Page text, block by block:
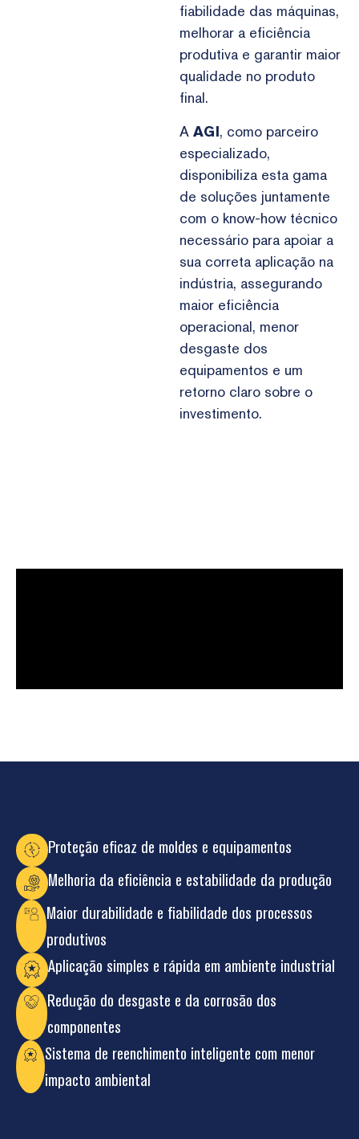
fiabilidade das máquinas,
melhorar a eficiência
produtiva e garantir maior
qualidade no produto
final.
A AGI, como parceiro
especializado,
disponibiliza esta gama
de soluções juntamente
com o know-how técnico
necessário para apoiar a
sua correta aplicação na
indústria, assegurando
maior eficiência
operacional, menor
desgaste dos
equipamentos e um
retorno claro sobre o
investimento.
Proteção eficaz de moldes e equipamentos
Melhoria da eficiência e estabilidade da produção
Maior durabilidade e fiabilidade dos processos
produtivos
Aplicação simples e rápida em ambiente industrial
Redução do desgaste e da corrosão dos
componentes
Sistema de reenchimento inteligente com menor
impacto ambiental